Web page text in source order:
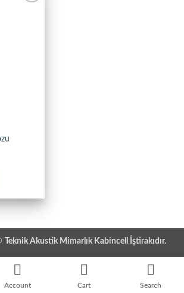
Teknik Akustik Mimarlık Kabincell İştirakıdır.
Account Cart Search